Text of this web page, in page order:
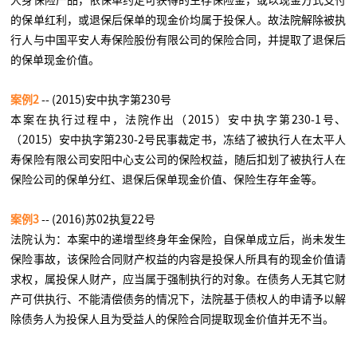
的保单红利，或退保后保单的现金价均属于投保人。故法院解除被执
行人与中国平安人寿保险股份有限公司的保险合同，并提取了退保后
的保单现金价值。
案例2 -- (2015)安中执字第230号
本案在执行过程中，法院作出（2015）安中执字第230-1号、
（2015）安中执字第230-2号民事裁定书，冻结了被执行人在太平人
寿保险有限公司安阳中心支公司的保险权益，随后扣划了被执行人在
保险公司的保单分红、退保后保单现金价值、保险生存年金等。
案例3 -- (2016)苏02执复22号
法院认为：本案中的递增型终身年金保险，自保单成立后，尚未发生
保险事故，该保险合同财产权益的内容是投保人所具有的现金价值请
求权，属投保人财产，应当属于强制执行的对象。在债务人无其它财
产可供执行、不能清偿债务的情况下，法院基于债权人的申请予以解
除债务人为投保人且为受益人的保险合同提取现金价值并无不当。